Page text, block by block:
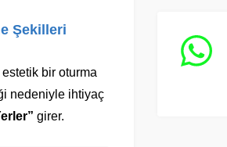
Şekilleri
bir oturma
nedeniyle ihtiyaç
girer.